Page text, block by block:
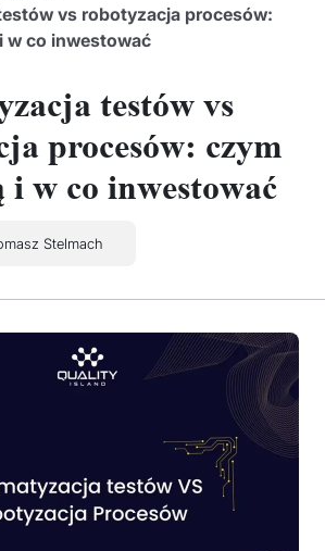
vs robotyzacja procesów:
w co inwestować
testów vs
procesów: czym
i w co inwestować
Stelmach